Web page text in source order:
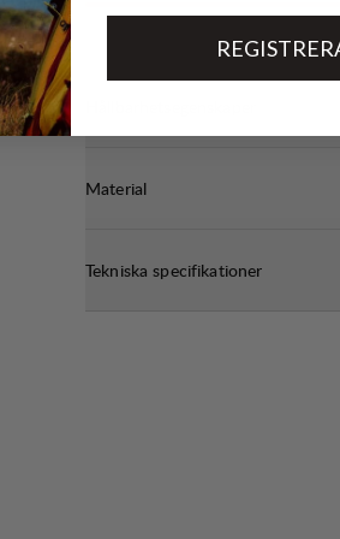
Material
Tekniska specifikationer